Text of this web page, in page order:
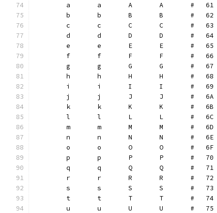
	a	a	A	A	#   61
	b	b	B	B	#   62
	c	c	C	C	#   63
	d	d	D	D	#   64
	e	e	E	E	#   65
	f	f	F	F	#   66
	g	g	G	G	#   67
	h	h	H	H	#   68
	i	i	I	I	#   69
	j	j	J	J	#   6A
	k	k	K	K	#   6B
	l	l	L	L	#   6C
	m	m	M	M	#   6D
	n	n	N	N	#   6E
	o	o	O	O	#   6F
	p	p	P	P	#   70
	q	q	Q	Q	#   71
	r	r	R	R	#   72
	s	s	S	S	#   73
	t	t	T	T	#   74
	u	u	U	U	#   75